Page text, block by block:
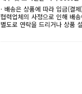
· 배송은 상품에 따라 입금(결
협력업체의 사정으로 인해 배
별도로 연락을 드리거나 상품